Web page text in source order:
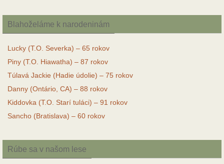
Blahoželáme k narodeninám
Lucky (T.O. Severka) – 65 rokov
Piny (T.O. Hiawatha) – 87 rokov
Túlavá Jackie (Hadie údolie) – 75 rokov
Danny (Ontário, CA) – 88 rokov
Kiddovka (T.O. Starí tuláci) – 91 rokov
Sancho (Bratislava) – 60 rokov
Rúbe sa v našom lese